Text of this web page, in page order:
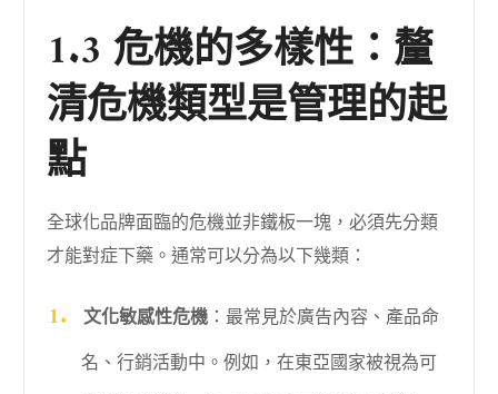
1.3 危機的多樣性：釐
清危機類型是管理的起
點
全球化品牌面臨的危機並非鐵板一塊，必須先分類
才能對症下藥。通常可以分為以下幾類：
文化敏感性危機：最常見於廣告內容、產品命
名、行銷活動中。例如，在東亞國家被視為可